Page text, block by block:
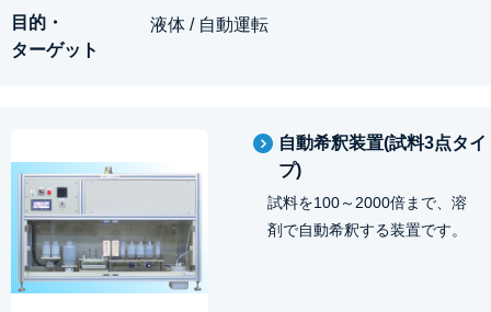
液体 / 自動運転
自動希釈装置(試料3点タイ
プ)
試料を100～2000倍まで、溶
剤で自動希釈する装置です。